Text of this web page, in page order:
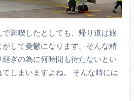
満喫したとしても、帰り道は旅
して憂鬱になります。そんな精
ぎの為に何時間も待たないとい
しまいますよね。 そんな時には